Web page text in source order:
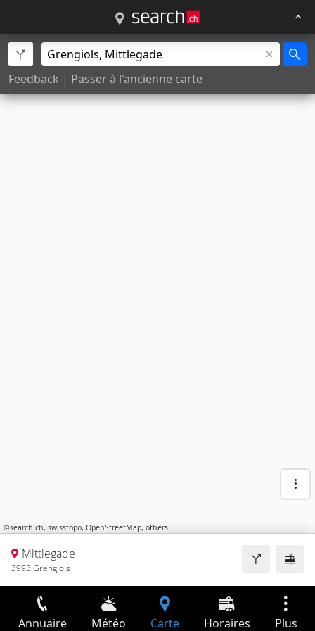
Feedback | Passer à l'ancienne carte
©search.ch, swisstopo, OpenStreetMap, others
Mittlegade
3993 Grengiols
Annuaire Météo Carte Horaires Plus